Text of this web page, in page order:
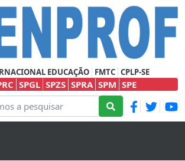
EDUCAÇÃO FMTC CPLP-SE
SPGL SPZS SPRA SPM SPE